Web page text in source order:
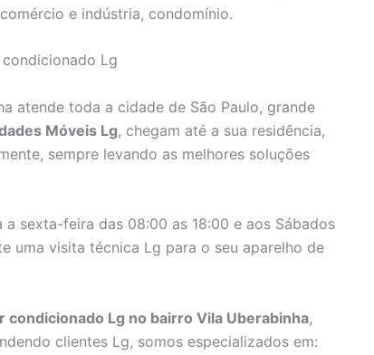
e indústria, condomínio.
atende toda a cidade de São Paulo, grande
Móveis Lg, chegam até a sua residência,
sempre levando as melhores soluções
a sexta-feira das 08:00 as 18:00 e aos Sábados
uma visita técnica Lg para o seu aparelho de
condicionado Lg no bairro Vila Uberabinha,
clientes Lg, somos especializados em: